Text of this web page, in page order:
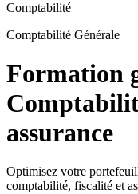
Comptabilité
Comptabilité Générale
Formation
assurance
Optimisez votre
comptabilité, fiscalité et